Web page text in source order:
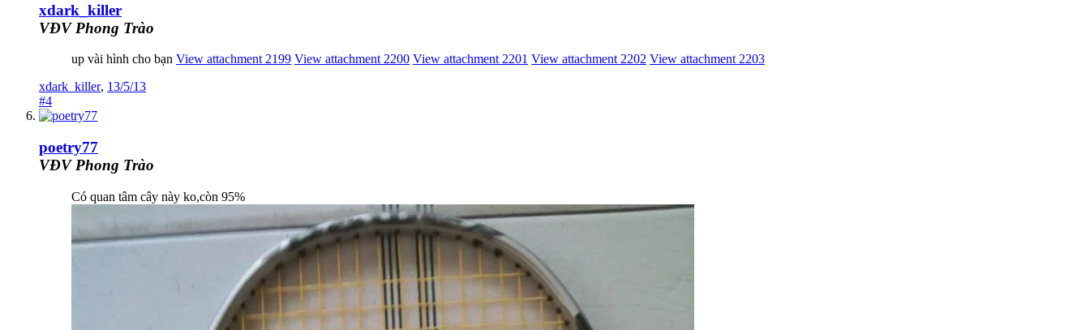
xdark_killer
VĐV Phong Trào
up vài hình cho bạn View attachment 2199 View attachment 2200 View attachment 2201 View attachment 2202 View attachment 2203
xdark_killer, 13/5/13
#4
poetry77
VĐV Phong Trào
Có quan tâm cây này ko,còn 95%